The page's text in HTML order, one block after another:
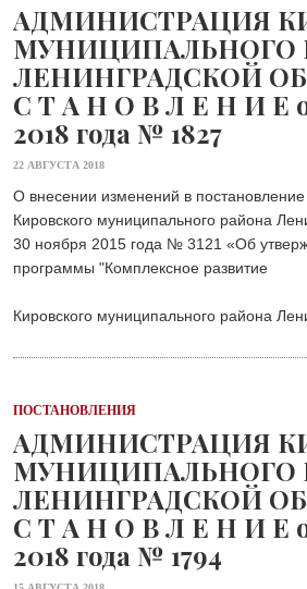
ОБЩЕСТВО
Скоро в школу!
24 ИЮЛЯ 2026
ОБЩЕСТВО
Спрашивали? Отвечаем!
04 АВГУСТА 2026
АДМИНИСТРАЦИЯ
МУНИЦИПАЛЬНОГО
ЛЕНИНГРАДСКОЙ
С Т А Н О В Л Е Н И Е
2018 года № 1827
22 АВГУСТА 2018
О внесении изменений в
Кировского муниципального района
30 ноября 2015 года № 3121 «Об
программы "Комплексное развитие
Кировского муниципального района
ПОСТАНОВЛЕНИЯ
АДМИНИСТРАЦИЯ
МУНИЦИПАЛЬНОГО
ЛЕНИНГРАДСКОЙ
С Т А Н О В Л Е Н И Е
2018 года № 1794